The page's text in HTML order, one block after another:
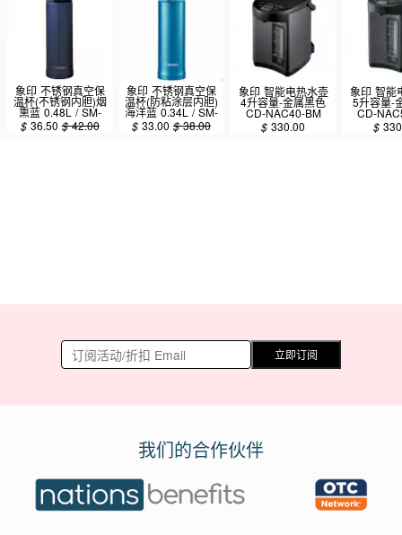
象印 不锈钢真空保
温杯(不锈钢内胆)烟
熏蓝 0.48L / SM-
KHE48-AG
$ 36.50 $42.00
象印 不锈钢真空保
温杯(防粘涂层内胆)
海洋蓝 0.34L / SM-
PB34-AM
$33.00 $38.00
象印 智能电热水壶
4升容量-金属黑色
CD-NAC40-BM
$330.00
象印 智能
5升容量-
CD-
$
立即订阅
我们的合作伙伴